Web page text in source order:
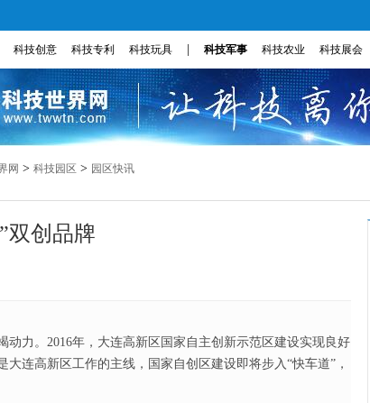
科技创意 科技专利 科技玩具 科技军事 科技农业 科技展会
网 > 科技园区 > 园区快讯
双创品牌
动力。2016年，大连高新区国家自主创新示范区建设实现良好
连高新区工作的主线，国家自创区建设即将步入“快车道”，